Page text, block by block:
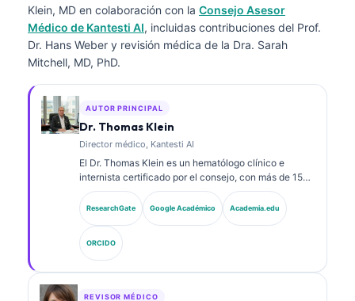
Klein, MD en colaboración con la Consejo Asesor
Médico de Kantesti AI, incluidas contribuciones del Prof.
Dr. Hans Weber y revisión médica de la Dra. Sarah
Mitchell, MD, PhD.
AUTOR PRINCIPAL
Dr. Thomas Klein
Director médico, Kantesti AI
El Dr. Thomas Klein es un hematólogo clínico e
internista certificado por el consejo, con más de 15
años de experiencia en medicina de laboratorio y
análisis clínico asistido por IA. Como Director Médico
(Chief Medical Officer) en Kantesti AI, proporciona
supervisión clínica sobre la exactitud médica de la
red neuronal propietaria. El Dr. Klein ha publicado
ampliamente sobre la interpretación de
biomarcadores y los diagnósticos de laboratorio en
temas de medicina de laboratorio.
ResearchGate Google Académico Academia.edu
ORCIDO
REVISOR MÉDICO